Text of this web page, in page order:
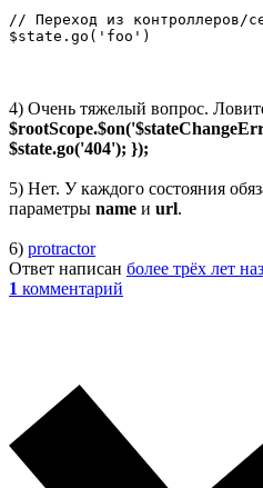
// Переход из контроллеров/
$state.go('foo')
4) Очень тяжелый вопрос.
$state.go('404'); });
5) Нет. У каждого состояния
параметры name и url.
6) protractor
Ответ написан более трёх лет
1 комментарий